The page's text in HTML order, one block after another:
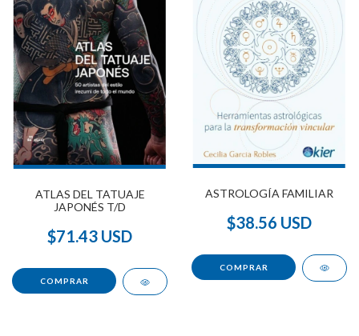
ATLAS DEL TATUAJE
JAPONÉS T/D
$71.43 USD
ASTROLOGÍA FAMILIAR
$38.56 USD